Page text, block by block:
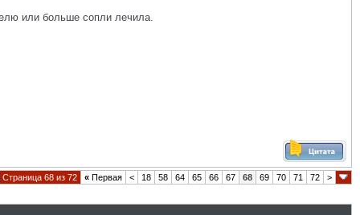
или больше сопли лечила.
Страница 68 из 72 « Первая < 18 58 64 65 66 67 68 69 70 71 72 >